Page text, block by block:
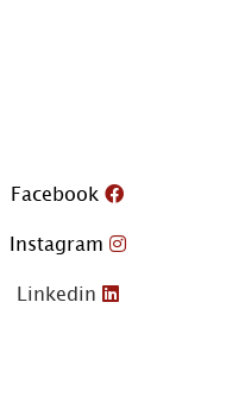
Facebook
Instagram
Linkedin